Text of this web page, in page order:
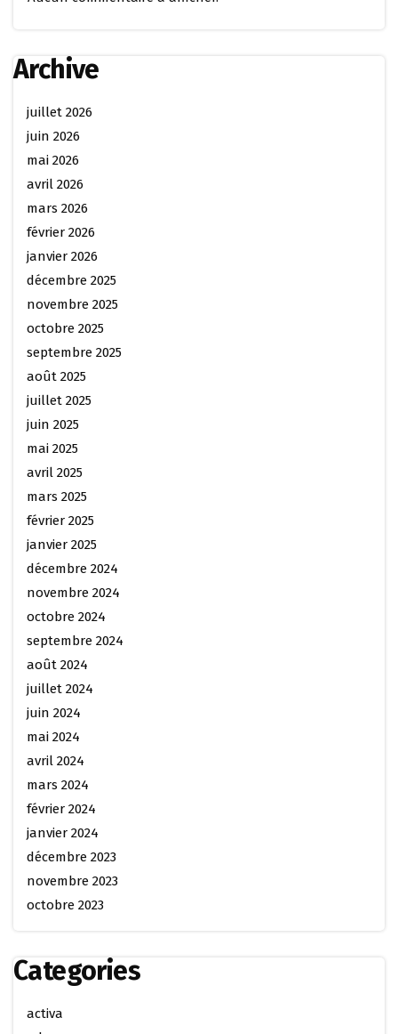
Archive
juillet 2026
juin 2026
mai 2026
avril 2026
mars 2026
février 2026
janvier 2026
décembre 2025
novembre 2025
octobre 2025
septembre 2025
août 2025
juillet 2025
juin 2025
mai 2025
avril 2025
mars 2025
février 2025
janvier 2025
décembre 2024
novembre 2024
octobre 2024
septembre 2024
août 2024
juillet 2024
juin 2024
mai 2024
avril 2024
mars 2024
février 2024
janvier 2024
décembre 2023
novembre 2023
octobre 2023
Categories
activa